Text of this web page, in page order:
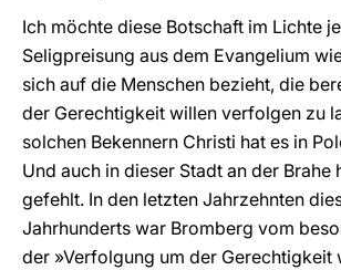
Ich möchte diese Botschaft im Lichte
Seligpreisung aus dem Evangelium
sich auf die Menschen bezieht, die
der Gerechtigkeit willen verfolgen zu
solchen Bekennern Christi hat es in
Und auch in dieser Stadt an der Brahe
gefehlt. In den letzten Jahrzehnten
Jahrhunderts war Bromberg vom
der »Verfolgung um der Gerechtigkeit